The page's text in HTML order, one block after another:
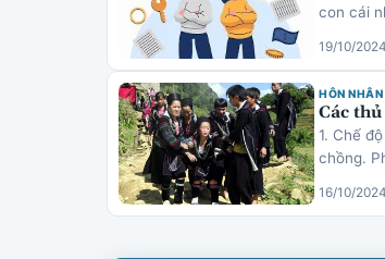
con cái
19/10/2024
HÔN
Các
1. Chế
chồng.
16/10/2024